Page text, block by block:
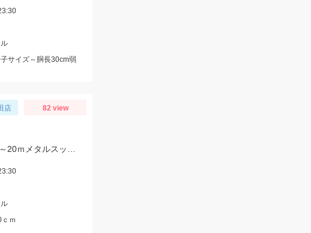
サイズ～胴長30cm弱
店 82 view
ｍ